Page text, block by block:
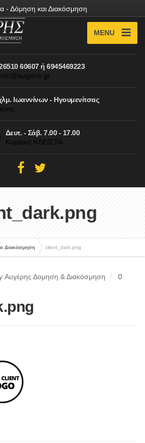
- Δόμηση και Διακόσμηση
MENU
60607 ή 6945469223
info@augeris.gr
Ιωαννίνων - Ηγουμενίτσας
Δευτ. - Σάβ. 7.00 - 17.00
Κυριακή ΚΛΕΙΣΤΑ
Διακόσμηση client_dark.png
Αυγέρης Δομηση & Διακόσμηση
0